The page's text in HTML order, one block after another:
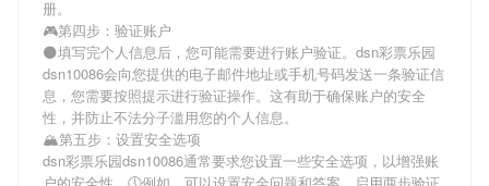
册。
🎮第四步：验证账户
🌑填写完个人信息后，您可能需要进行账户验证。 dsn彩票乐园
dsn10086会向您提供的电子邮件地址或手机号码发送一条验证信
息，您需要按照提示进行验证操作。这有助于确保账户的安全
性，并防止不法分子滥用您的个人信息。
🏔第五步：设置安全选项
dsn彩票乐园dsn10086通常要求您设置一些安全选项，以增强账